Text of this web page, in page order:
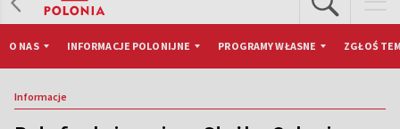
O NAS INFORMACJE POLONIJNE PROGRAMY WŁASNE ZGŁOŚ
Informacje